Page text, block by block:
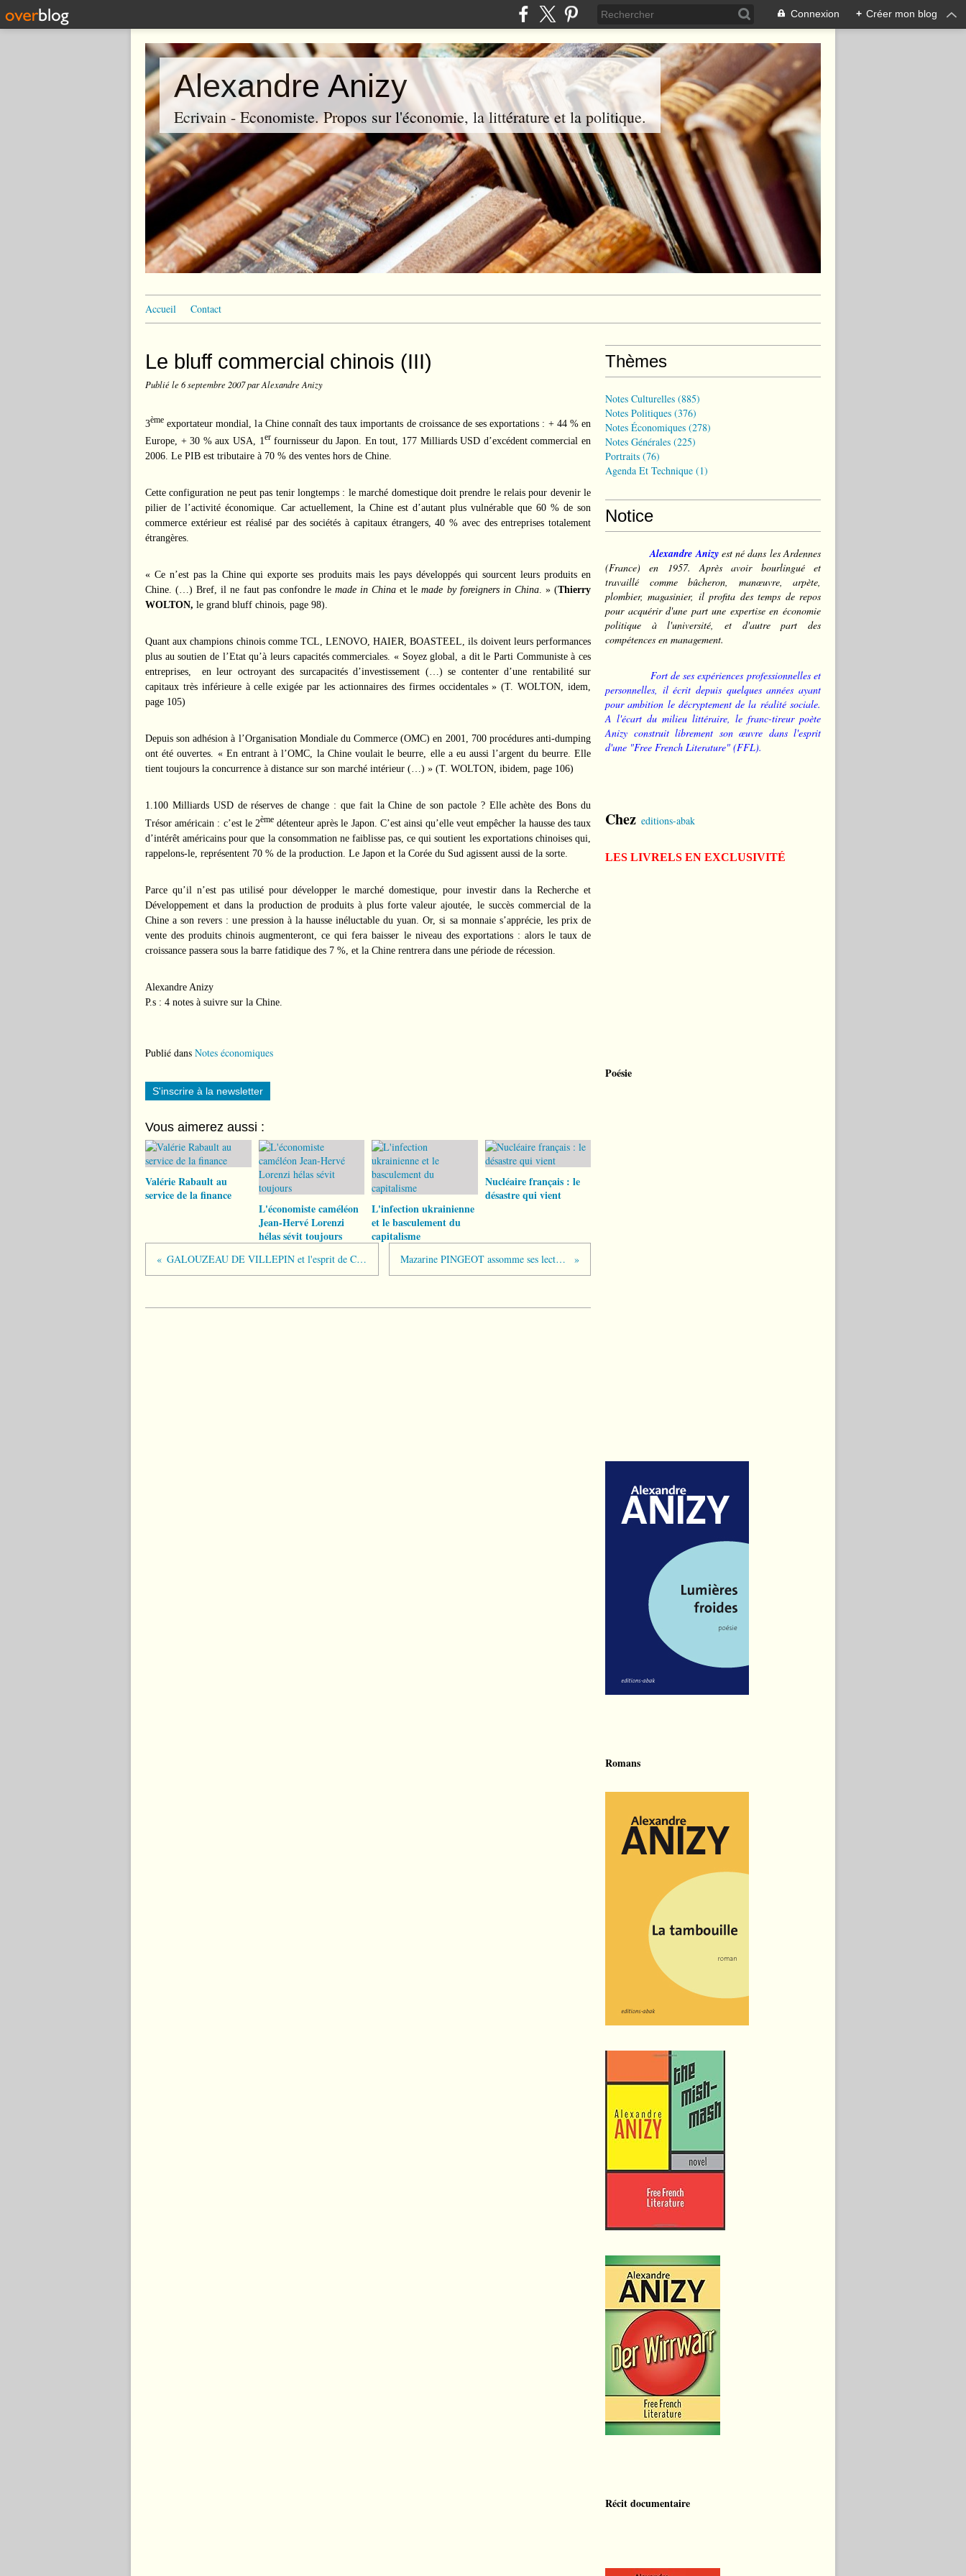
Connexion + Créer mon blog
Alexandre Anizy
Ecrivain - Economiste. Propos sur l'économie, la littérature et la politique.
Accueil Contact
Le bluff commercial chinois (III)
Publié le 6 septembre 2007par Alexandre Anizy
3ème exportateur mondial, la Chine connaît des taux importants de croissance de ses exportations : + 44 % en
Europe, + 30 % aux USA, 1er fournisseur du Japon. En tout, 177 Milliards USD d’excédent commercial en
2006. Le PIB est tributaire à 70 % des ventes hors de Chine.
Cette configuration ne peut pas tenir longtemps : le marché domestique doit prendre le relais pour devenir le
pilier de l’activité économique. Car actuellement, la Chine est d’autant plus vulnérable que 60 % de son
commerce extérieur est réalisé par des sociétés à capitaux étrangers, 40 % avec des entreprises totalement
étrangères.
« Ce n’est pas la Chine qui exporte ses produits mais les pays développés qui sourcent leurs produits en
Chine. (…) Bref, il ne faut pas confondre le made in Chinaet lemade by foreigners in China. » (Thierry
WOLTON, le grand bluff chinois, page 98).
Quant aux champions chinois comme TCL, LENOVO, HAIER, BOASTEEL, ils doivent leurs performances
plus au soutien de l’Etat qu’à leurs capacités commerciales. « Soyez global, a dit le Parti Communiste à ces
entreprises,
en leur octroyant des surcapacités d’investissement (…) se contenter d’une rentabilité sur
capitaux très inférieure à celle exigée par les actionnaires des firmes occidentales » (T. WOLTON, idem,
page 105)
Depuis son adhésion à l’Organisation Mondiale du Commerce (OMC) en 2001, 700 procédures anti-dumping
ont été ouvertes. « En entrant à l’OMC, la Chine voulait le beurre, elle a eu aussi l’argent du beurre. Elle
tient toujours la concurrence à distance sur son marché intérieur (…) » (T. WOLTON, ibidem, page 106)
1.100 Milliards USD de réserves de change : que fait la Chine de son pactole ? Elle achète des Bons du
Trésor américain : c’est le 2èmedétenteur après le Japon. C’est ainsi qu’elle veut empêcher la hausse des taux
d’intérêt américains pour que la consommation ne faiblisse pas, ce qui soutient les exportations chinoises qui,
rappelons-le, représentent 70 % de la production. Le Japon et la Corée du Sud agissent aussi de la sorte.
Parce qu’il n’est pas utilisé pour développer le marché domestique, pour investir dans la Recherche et
Développement et dans la production de produits à plus forte valeur ajoutée, le succès commercial de la
Chine a son revers : une pression à la hausse inéluctable du yuan. Or, si sa monnaie s’apprécie, les prix de
vente des produits chinois augmenteront, ce qui fera baisser le niveau des exportations : alors le taux de
croissance passera sous la barre fatidique des 7 %, et la Chine rentrera dans une période de récession.
Alexandre Anizy
P.s : 4 notes à suivre sur la Chine.
Publié dans Notes économiques
S'inscrire à la newsletter
Vous aimerez aussi :
Valérie Rabault au
service de la finance
L'économiste caméléon
Jean-Hervé Lorenzi
hélas sévit toujours
L'infection ukrainienne
et le basculement du
capitalisme
Nucléaire français : le
désastre qui vient
GALOUZEAU DE VILLEPIN et l'esprit de Cour Mazarine PINGEOT assomme ses lecteurs
Thèmes
Notes Culturelles (885)
Notes Politiques (376)
Notes Économiques (278)
Notes Générales (225)
Portraits (76)
Agenda Et Technique (1)
Notice
Alexandre Anizy est né dans les Ardennes
(France) en 1957. Après avoir bourlingué et
travaillé comme bûcheron, manœuvre, arpète,
plombier, magasinier, il profita des temps de repos
pour acquérir d'une part une expertise en économie
politique à l'université, et d'autre part des
compétences en management.
Fort de ses expériences professionnelles et
personnelles, il écrit depuis quelques années ayant
pour ambition le décryptement de la réalité sociale.
A l'écart du milieu littéraire, le franc-tireur poète
Anizy construit librement son œuvre dans l'esprit
d'une "Free French Literature" (FFL).
Chez editions-abak
LES LIVRELS EN EXCLUSIVITÉ
Poésie
Romans
Récit documentaire